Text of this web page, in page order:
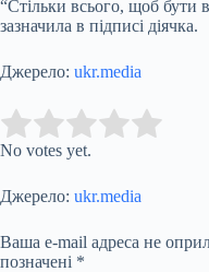
“Стільки всього, щоб
зазначила в підписі діячка.
Джерело: ukr.media
Rate this item:
No votes yet.
Джерело: ukr.media
Ваша e-mail адреса не
позначені *